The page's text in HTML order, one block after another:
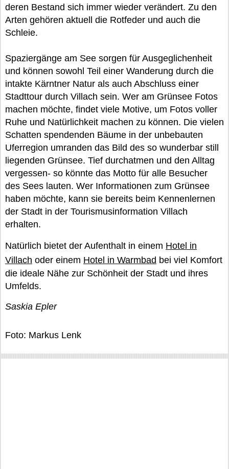
deren Bestand sich immer wieder verändert. Zu den
Arten gehören aktuell die Rotfeder und auch die
Schleie.
Spaziergänge am See sorgen für Ausgeglichenheit
und können sowohl Teil einer Wanderung durch die
intakte Kärntner Natur als auch Abschluss einer
Stadttour durch Villach sein. Wer am Grünsee Fotos
machen möchte, findet viele Motive, um Fotos voller
Ruhe und Natürlichkeit machen zu können. Die vielen
Schatten spendenden Bäume in der unbebauten
Uferregion umranden das Bild des so wunderbar still
liegenden Grünsee. Tief durchatmen und den Alltag
vergessen- so könnte das Motto für alle Besucher
des Sees lauten. Wer Informationen zum Grünsee
haben möchte, kann sie bereits beim Kennenlernen
der Stadt in der Tourismusinformation Villach
erhalten.
Natürlich bietet der Aufenthalt in einem Hotel in
Villach oder einem Hotel in Warmbad bei viel Komfort
die ideale Nähe zur Schönheit der Stadt und ihres
Umfelds.
Saskia Epler
Foto: Markus Lenk